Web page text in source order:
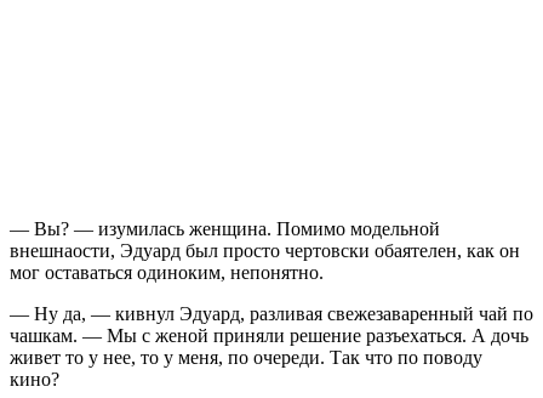
— Вы? — изумилась женщина. Помимо модельной
внешнаости, Эдуард был просто чертовски обаятелен, как он
мог оставаться одиноким, непонятно.
— Ну да, — кивнул Эдуард, разливая свежезаваренный чай по
чашкам. — Мы с женой приняли решение разъехаться. А дочь
живет то у нее, то у меня, по очереди. Так что по поводу
кино?